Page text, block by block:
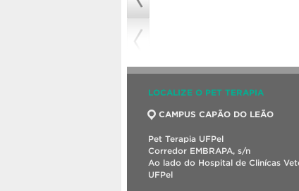
LOCALIZE O PET TERAPIA
CAMPUS CAPÃO DO LEÃO
Pet Terapia UFPel
Corredor EMBRAPA, s/n
Ao lado do Hospital de Clinícas
UFPel